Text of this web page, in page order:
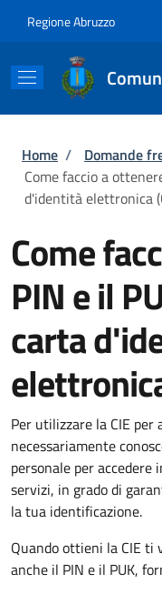
Regione Abruzzo
Briciole di
Home / Domande
Come faccio a
d'identità elettronica
Come
PIN e il
carta
Per utilizzare la CIE per
necessariamente
personale per accedere
servizi, in grado di
la tua identificazione.
Quando ottieni la CIE
anche il PIN e il PUK,